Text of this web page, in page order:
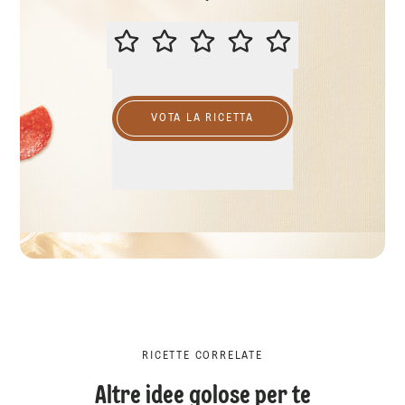
VALUTA QUESTA RICETTA
VOTA LA RICETTA
RICETTE CORRELATE
Altre idee golose per te